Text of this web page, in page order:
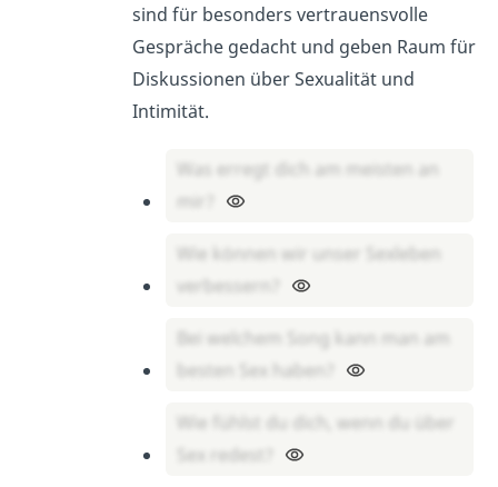
sind für besonders vertrauensvolle
Gespräche gedacht und geben Raum für
Diskussionen über Sexualität und
Intimität.
Was erregt dich am meisten an
mir?
Wie können wir unser Sexleben
verbessern?
Bei welchem Song kann man am
besten Sex haben?
Wie fühlst du dich, wenn du über
Sex redest?